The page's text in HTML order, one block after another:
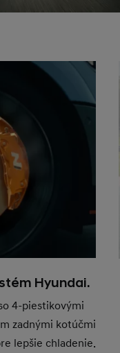
Hyundai.
4-piestikovými
zadnými kotúčmi
lepšie chladenie.